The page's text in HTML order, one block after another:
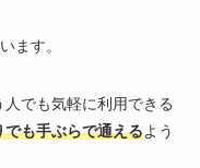
ます。
でも気軽に利用できる
も手ぶらで通えるよう